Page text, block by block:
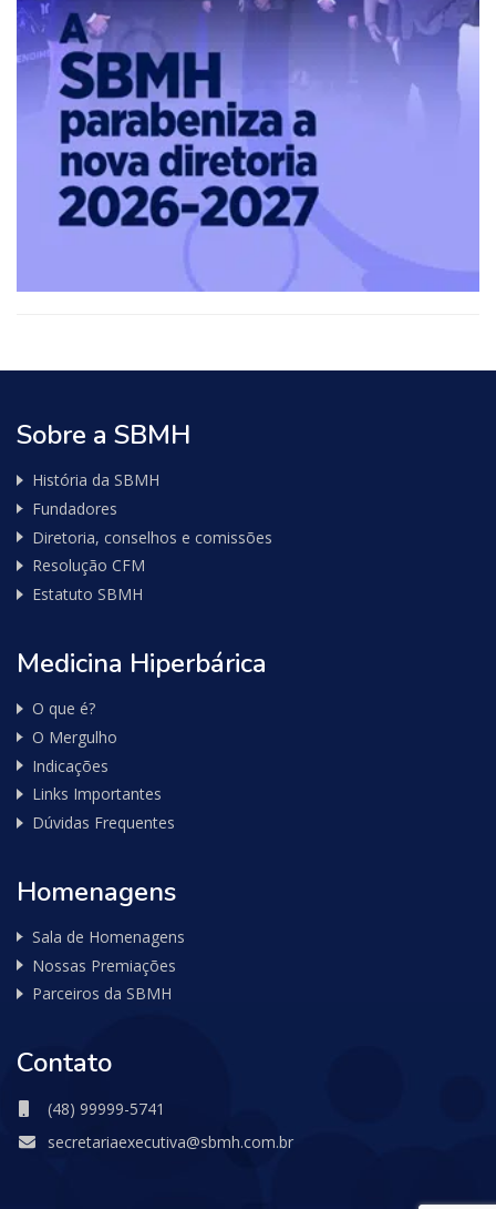
Sobre a SBMH
História da SBMH
Fundadores
Diretoria, conselhos e comissões
Resolução CFM
Estatuto SBMH
Medicina Hiperbárica
O que é?
O Mergulho
Indicações
Links Importantes
Dúvidas Frequentes
Homenagens
Sala de Homenagens
Nossas Premiações
Parceiros da SBMH
Contato
(48) 99999-5741
secretariaexecutiva@sbmh.com.br